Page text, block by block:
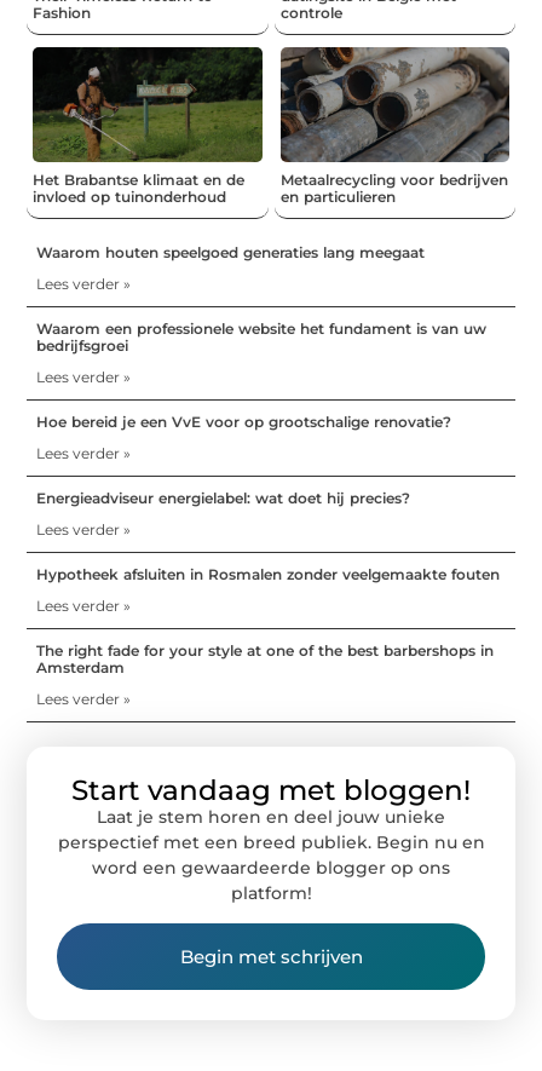
Fashion
controle
Het Brabantse klimaat en de
invloed op tuinonderhoud
Metaalrecycling voor bedrijven
en particulieren
Waarom houten speelgoed generaties lang meegaat
Lees verder »
Waarom een professionele website het fundament is van uw
bedrijfsgroei
Lees verder »
Hoe bereid je een VvE voor op grootschalige renovatie?
Lees verder »
Energieadviseur energielabel: wat doet hij precies?
Lees verder »
Hypotheek afsluiten in Rosmalen zonder veelgemaakte fouten
Lees verder »
The right fade for your style at one of the best barbershops in
Amsterdam
Lees verder »
Start vandaag met bloggen!
Laat je stem horen en deel jouw unieke
perspectief met een breed publiek. Begin nu en
word een gewaardeerde blogger op ons
platform!
Begin met schrijven